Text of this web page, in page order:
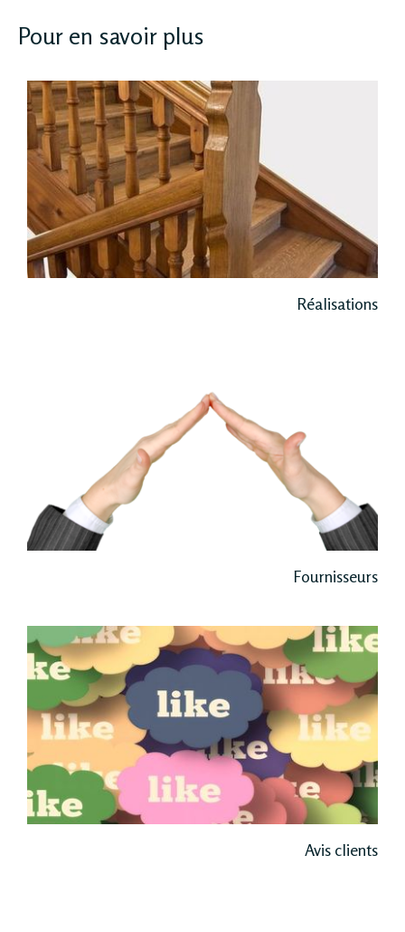
Pour en savoir plus
Réalisations
Fournisseurs
Avis clients